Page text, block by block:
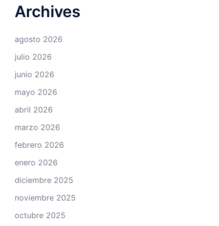
Archives
agosto 2026
julio 2026
junio 2026
mayo 2026
abril 2026
marzo 2026
febrero 2026
enero 2026
diciembre 2025
noviembre 2025
octubre 2025